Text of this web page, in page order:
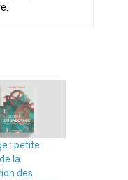
: petite
la
des